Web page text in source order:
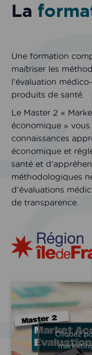
La
Une formation
maîtriser les
l’évaluation
produits de santé.
Le Master 2 «
économique »
connaissances
économique et
santé et
méthodologiques
d’évaluations
de transparence.
Cliquez